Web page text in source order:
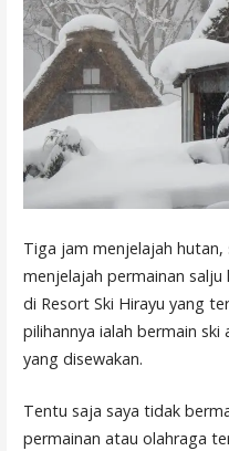
Tiga jam menjelajah
menjelajah permainan salju
di Resort Ski Hirayu yang
pilihannya ialah bermain
yang disewakan.
Tentu saja saya tidak
permainan atau olahraga